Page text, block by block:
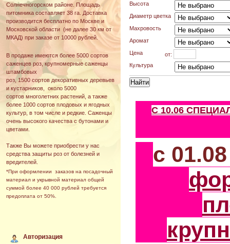
Солнечногорском районе. Площадь
питомника составляет 38 га. Доставка
производится бесплатно по Москве и
Московской области (не далее 30 км от
МКАД) при заказе от 10000 рублей.
В продаже имеются более 5000 сортов
саженцев роз, крупномерные саженцы
штамбовых
роз, 1500 сортов декоративных деревьев
и кустарников, около 5000
сортов многолетних растений, а также
более 1000 сортов плодовых и ягодных
культур, в том числе и редкие. Саженцы
очень высокого качества с бутонами и
цветами.
Также Вы можете приобрести у нас
средства защиты роз от болезней и
вредителей.
*При оформлении заказов на посадочный
материал и укрывной материал общей
суммой более 40 000 рублей требуется
предоплата от 50%.
Авторизация
Высота
Диаметр цветка
Махровость
Аромат
Цена
от:
Культура
С 10.06
с